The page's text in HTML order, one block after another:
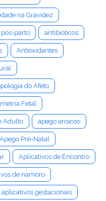
na Gravidez
parto antibióticos
Antioxidantes
do Afeto
Fetal
Adulto apego ansioso
Apego Pré-Natal
Aplicativos de Encontro
de namoro
aplicativos gestacionais